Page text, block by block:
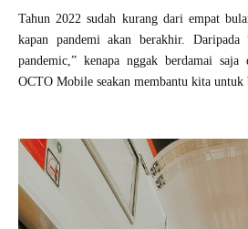
Tahun 2022 sudah kurang dari empat
kapan pandemi akan berakhir.
pandemic,” kenapa nggak berdamai
OCTO Mobile seakan membantu kita untuk